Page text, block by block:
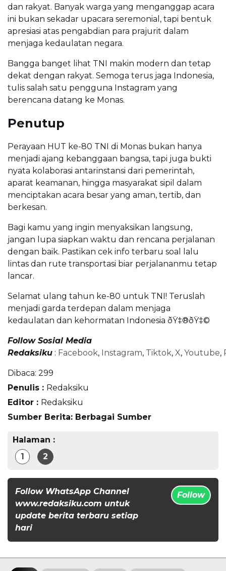
dan rakyat. Banyak warga yang menganggap acara
ini bukan sekadar upacara seremonial, tapi bentuk
apresiasi atas pengabdian para prajurit dalam
menjaga kedaulatan negara.
Bangga banget lihat TNI makin modern dan tetap
dekat dengan rakyat. Semoga terus jaga Indonesia,
tulis salah satu pengguna Instagram yang
berencana datang ke Monas.
Penutup
Perayaan HUT ke-80 TNI di Monas bukan hanya
menjadi ajang kebanggaan bangsa, tapi juga bukti
nyata kolaborasi antarinstansi dari pemerintah,
aparat keamanan, hingga masyarakat sipil dalam
menciptakan acara besar yang aman, tertib, dan
berkesan.
Bagi kamu yang ingin menyaksikan langsung,
jangan lupa siapkan waktu dan rencana perjalanan
dengan baik. Pastikan cek info terbaru soal lalu
lintas dan rute transportasi biar perjalananmu tetap
lancar.
Selamat ulang tahun ke-80 untuk TNI! Teruslah
menjadi garda terdepan dalam menjaga
kedaulatan dan kehormatan Indonesia ðŸ‡®ðŸ‡©
Follow Sosial Media
Redaksiku : Facebook, Instagram, Tiktok, X, Youtube,
Dibaca: 299
Penulis : Redaksiku
Editor : Redaksiku
Sumber Berita: Berbagai Sumber
Halaman :
1
2
Follow WhatsApp Channel
www.redaksiku.com untuk
update berita terbaru setiap
hari
Follow